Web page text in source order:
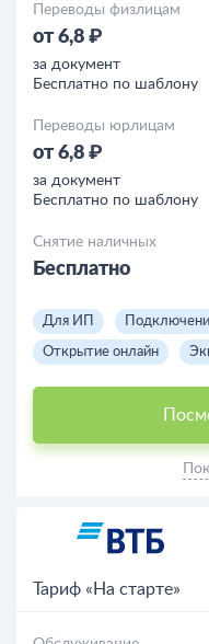
Переводы физлицам
от 6,8 ₽
за документ
Бесплатно по шаблону
Переводы юрлицам
от 6,8 ₽
за документ
Бесплатно по шаблону
Снятие наличных
Бесплатно
Для ИП
Открытие онлайн
Тариф «На старте»